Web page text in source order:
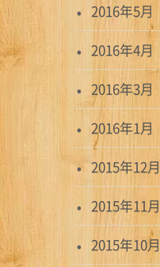
2016年5月
2016年4月
2016年3月
2016年1月
2015年12月
2015年11月
2015年10月